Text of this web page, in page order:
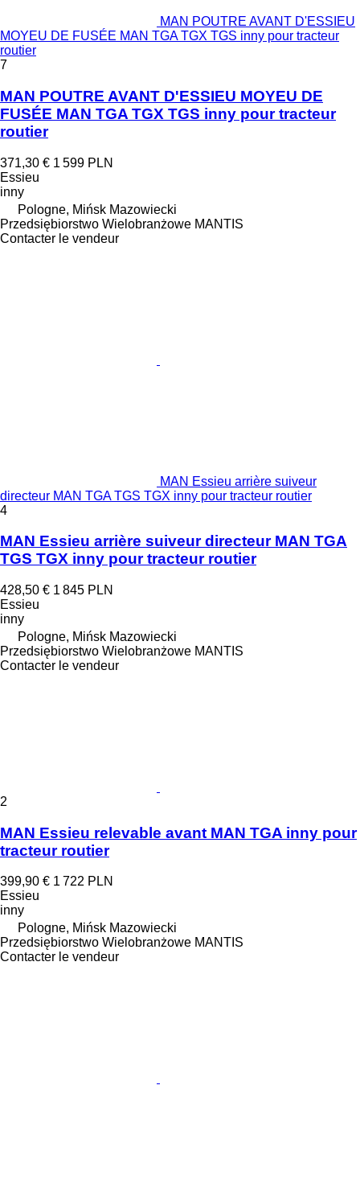
MAN POUTRE AVANT D'ESSIEU
MOYEU DE FUSÉE MAN TGA TGX TGS inny pour tracteur
routier
7
MAN POUTRE AVANT D'ESSIEU MOYEU DE
FUSÉE MAN TGA TGX TGS inny pour tracteur
routier
371,30 € 1 599 PLN
Essieu
inny
Pologne, Mińsk Mazowiecki
Przedsiębiorstwo Wielobranżowe MANTIS
Contacter le vendeur
MAN Essieu arrière suiveur
directeur MAN TGA TGS TGX inny pour tracteur routier
4
MAN Essieu arrière suiveur directeur MAN TGA
TGS TGX inny pour tracteur routier
428,50 € 1 845 PLN
Essieu
inny
Pologne, Mińsk Mazowiecki
Przedsiębiorstwo Wielobranżowe MANTIS
Contacter le vendeur
2
MAN Essieu relevable avant MAN TGA inny pour
tracteur routier
399,90 € 1 722 PLN
Essieu
inny
Pologne, Mińsk Mazowiecki
Przedsiębiorstwo Wielobranżowe MANTIS
Contacter le vendeur